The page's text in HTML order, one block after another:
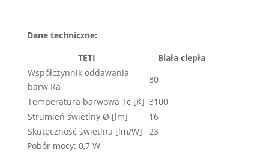
Dane techniczne:
TETI
Biała ciepła
Współczynnik oddawania
barw Ra
80
Temperatura barwowa Tc [K] 3100
Strumień świetlny Ø [lm]
16
Skuteczność świetlna [lm/W]
23
Pobór mocy: 0,7 W